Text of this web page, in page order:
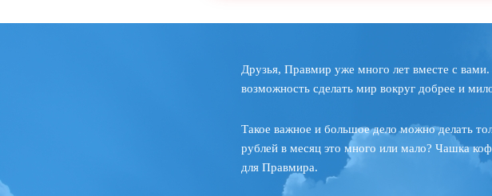
Друзья, Правмир уже много лет вместе с
возможность сделать мир вокруг добрее и
Такое важное и большое дело можно делать
рублей в месяц это много или мало? Чашка
для Правмира.